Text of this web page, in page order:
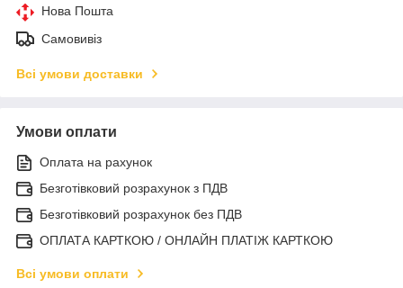
Нова Пошта
Самовивіз
Всі умови доставки
Умови оплати
Оплата на рахунок
Безготівковий розрахунок з ПДВ
Безготівковий розрахунок без ПДВ
ОПЛАТА КАРТКОЮ / ОНЛАЙН ПЛАТІЖ КАРТКОЮ
Всі умови оплати